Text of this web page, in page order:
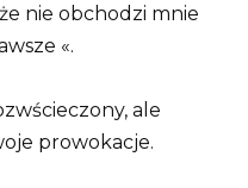
nie obchodzi mnie
«.
ale
prowokacje.